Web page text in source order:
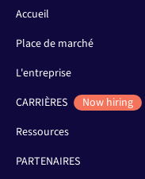
Accueil
Place de marché
L'entreprise
CARRIÈRES
Now hiring
Ressources
PARTENAIRES